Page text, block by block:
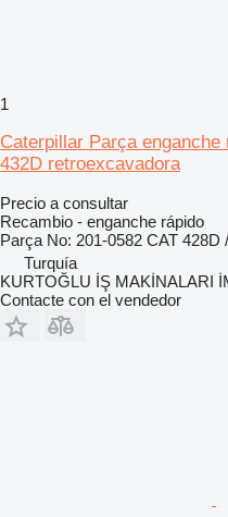
1
Caterpillar Parça
432D retroexcavadora
Precio a consultar
Recambio - enganche rápido
Parça No: 201-0582 CAT
Turquía
KURTOĞLU İŞ MAKİNALARI
Contacte con el vendedor